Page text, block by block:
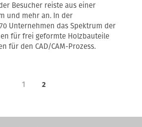
Besucher reiste aus einer
und mehr an. In der
Unternehmen das Spektrum der
für frei geformte Holzbauteile
für den CAD/CAM-Prozess.
1 2